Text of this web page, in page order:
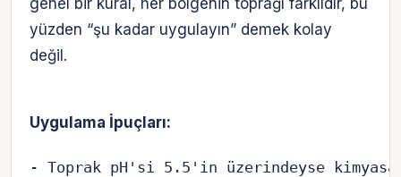
genel bir kural, her bölgenin toprağı farklıdır, bu
yüzden “şu kadar uygulayın” demek kolay
değil.
Uygulama İpuçları:
- Toprak pH'si 5.5'in üzerindeyse